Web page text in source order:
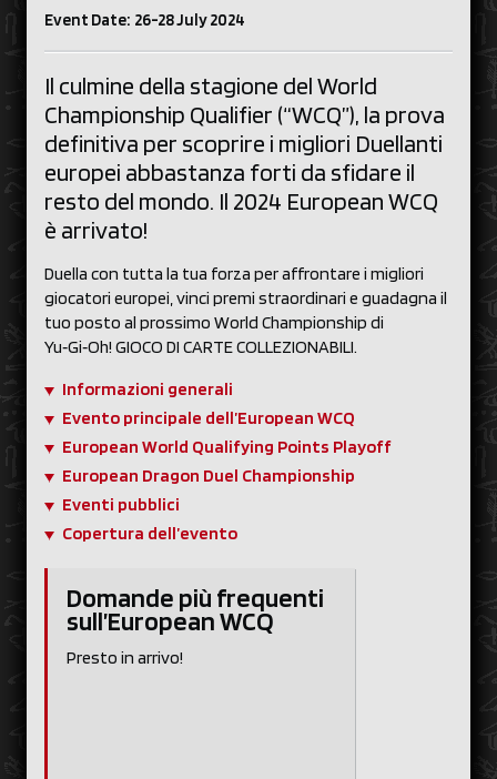
Event Date: 26-28 July 2024
Il culmine della stagione del World
Championship Qualifier (“WCQ”), la prova
definitiva per scoprire i migliori Duellanti
europei abbastanza forti da sfidare il
resto del mondo. Il 2024 European WCQ
è arrivato!
Duella con tutta la tua forza per affrontare i migliori
giocatori europei, vinci premi straordinari e guadagna il
tuo posto al prossimo World Championship di
Yu‑Gi‑Oh! GIOCO DI CARTE COLLEZIONABILI.
Informazioni generali
Evento principale dell’European WCQ
European World Qualifying Points Playoff
European Dragon Duel Championship
Eventi pubblici
Copertura dell’evento
Domande più frequenti
sull’European WCQ
Presto in arrivo!